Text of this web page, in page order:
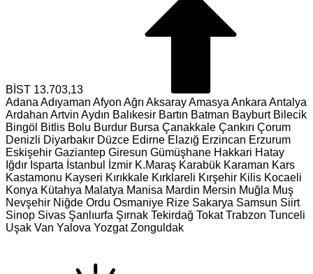
BİST 13.703,13
Adana Adıyaman Afyon Ağrı AksarayAmasya Ankara Antalya
Ardahan Artvin Aydın Balıkesir Bartın Batman Bayburt Bilecik
Bingöl Bitlis Bolu Burdur Bursa Çanakkale Çankırı Çorum
Denizli Diyarbakır Düzce Edirne Elazığ Erzincan Erzurum
Eskişehir Gaziantep Giresun Gümüşhane Hakkari Hatay
Iğdır Isparta İstanbul İzmir K.Maraş Karabük Karaman Kars
Kastamonu Kayseri Kırıkkale Kırklareli Kırşehir Kilis Kocaeli
Konya Kütahya Malatya Manisa Mardin Mersin Muğla Muş
Nevşehir Niğde Ordu Osmaniye Rize Sakarya Samsun Siirt
Sinop Sivas Şanlıurfa Şırnak Tekirdağ Tokat Trabzon Tunceli
Uşak Van Yalova Yozgat Zonguldak